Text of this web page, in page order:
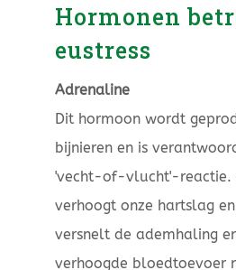
Hormonen
eustress
Adrenaline
Dit hormoon wordt
bijnieren en is
'vecht-of-vlucht'-reactie.
verhoogt onze hartslag
versnelt de ademhaling
verhoogde bloedtoevoer